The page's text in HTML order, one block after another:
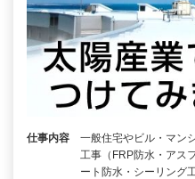
仕事内容
一般住宅やビル・マン
工事（FRP防水・アス
ート防水・シーリング